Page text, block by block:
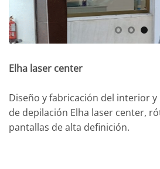
Elha laser center
Diseño y fabricación del interior
de depilación Elha laser center,
pantallas de alta definición.